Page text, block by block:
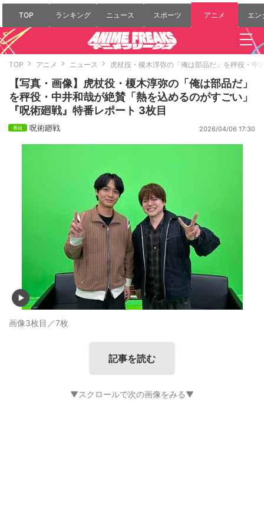
TOP ランキング ニュース スポーツ アニメ エン
TOP アニメ ニュース 虎杖役・榎木淳弥の「俺は部品だ」を秤役・中
【写真・画像】虎杖役・榎木淳弥の「俺は部品だ」
を秤役・中井和哉が絶賛「熱を込めるのがすごい」
『呪術廻戦』特番レポート 3枚目
呪術廻戦 2026/04/06 17:30
画像3枚目／7枚
記事を読む
▼スクロールで次の画像をみる▼